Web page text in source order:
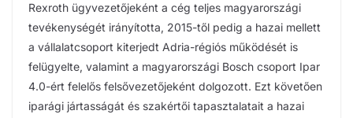
Rexroth ügyvezetőjeként a cég teljes magyarországi
tevékenységét irányította, 2015-től pedig a hazai mellett
a vállalatcsoport kiterjedt Adria-régiós működését is
felügyelte, valamint a magyarországi Bosch csoport Ipar
4.0-ért felelős felsővezetőjeként dolgozott. Ezt követően
iparági jártasságát és szakértői tapasztalatait a hazai